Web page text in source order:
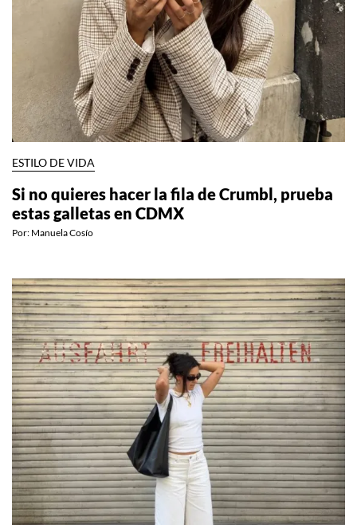
ESTILO DE VIDA
Si no quieres hacer la fila de Crumbl, prueba
estas galletas en CDMX
Por: Manuela Cosío